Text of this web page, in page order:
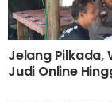
Jelang Pilkada,
Judi Online